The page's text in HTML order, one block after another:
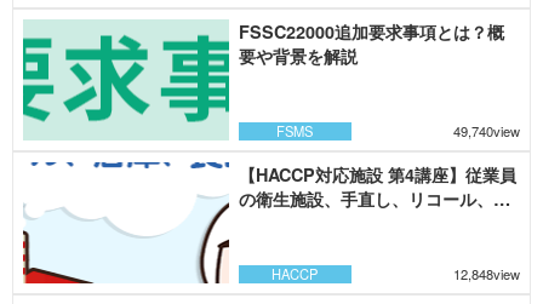
FSMS 49,740view
FSSC22000追加要求事項とは？概
要や背景を解説
HACCP 12,848view
【HACCP対応施設 第4講座】従業員
の衛生施設、手直し、リコール、倉